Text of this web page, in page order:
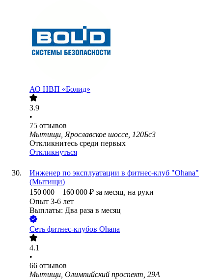
АО НВП «Болид»
3.9
•
75 отзывов
Мытищи, Ярославское шоссе, 120Бс3
Откликнитесь среди первых
Откликнуться
Инженер по эксплуатации в фитнес-клуб "Ohana"
(Мытищи)
150 000 – 160 000 ₽ за месяц, на руки
Опыт 3-6 лет
Выплаты: Два раза в месяц
Сеть фитнес-клубов Ohana
4.1
•
66 отзывов
Мытищи, Олимпийский проспект, 29А